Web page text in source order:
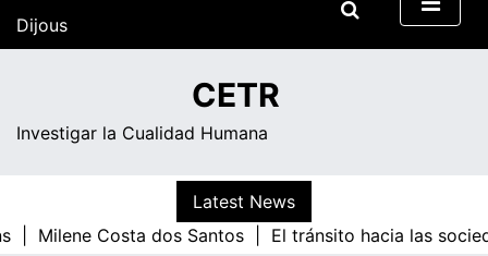
Dijous
CETR
Investigar la Cualidad Humana
Latest News
|
Milene Costa dos Santos | El tránsito hacia las